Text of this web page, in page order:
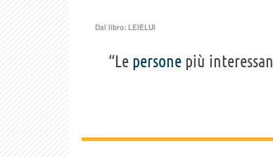
Dal libro: LEIELUI
“Le persone più